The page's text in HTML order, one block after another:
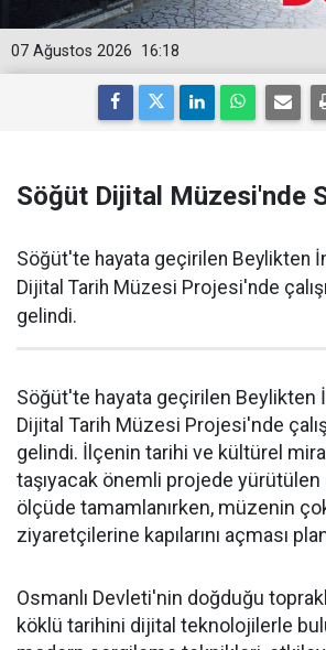
16:18
07 Ağustos 2026
Söğüt Dijital Müzesi'nde
Söğüt'te hayata geçirilen Beylikten
Dijital Tarih Müzesi Projesi'nde
gelindi.
Söğüt'te hayata geçirilen Beylikten
Dijital Tarih Müzesi Projesi'nde
gelindi. İlçenin tarihi ve kültürel
taşıyacak önemli projede yürütülen
ölçüde tamamlanırken, müzenin
ziyaretçilerine kapılarını açması
Osmanlı Devleti'nin doğduğu
köklü tarihini dijital teknolojilerle